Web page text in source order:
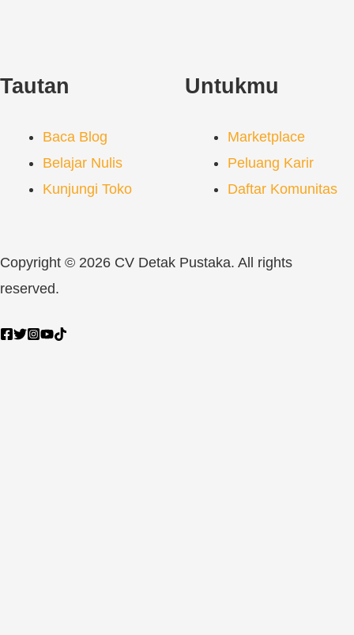
Tautan
Baca Blog
Belajar Nulis
Kunjungi Toko
Untukmu
Marketplace
Peluang Karir
Daftar Komunitas
Copyright © 2026 CV Detak Pustaka. All rights
reserved.